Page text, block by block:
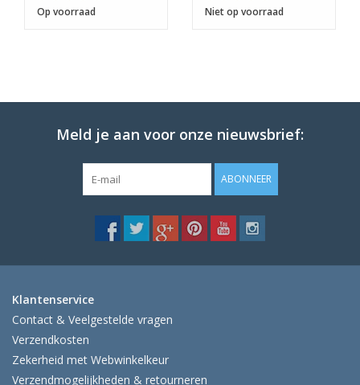
Op voorraad Niet op voorraad
Meld je aan voor onze nieuwsbrief:
ABONNEER
Klantenservice
Contact & Veelgestelde vragen
Verzendkosten
Zekerheid met Webwinkelkeur
Verzendmogelijkheden & retourneren